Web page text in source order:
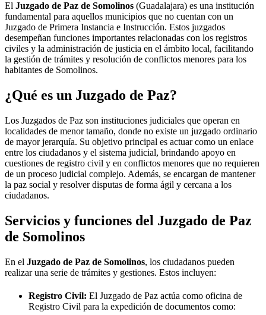
El Juzgado de Paz de Somolinos (Guadalajara) es una institución
fundamental para aquellos municipios que no cuentan con un
Juzgado de Primera Instancia e Instrucción. Estos juzgados
desempeñan funciones importantes relacionadas con los registros
civiles y la administración de justicia en el ámbito local, facilitando
la gestión de trámites y resolución de conflictos menores para los
habitantes de Somolinos.
¿Qué es un Juzgado de Paz?
Los Juzgados de Paz son instituciones judiciales que operan en
localidades de menor tamaño, donde no existe un juzgado ordinario
de mayor jerarquía. Su objetivo principal es actuar como un enlace
entre los ciudadanos y el sistema judicial, brindando apoyo en
cuestiones de registro civil y en conflictos menores que no requieren
de un proceso judicial complejo. Además, se encargan de mantener
la paz social y resolver disputas de forma ágil y cercana a los
ciudadanos.
Servicios y funciones del Juzgado de Paz
de Somolinos
En el Juzgado de Paz de Somolinos, los ciudadanos pueden
realizar una serie de trámites y gestiones. Estos incluyen:
Registro Civil: El Juzgado de Paz actúa como oficina de
Registro Civil para la expedición de documentos como: